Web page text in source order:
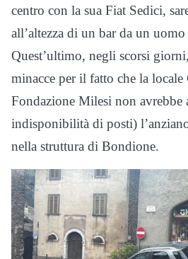
centro con la sua Fiat Sedici,
all’altezza di un bar da un uomo
Quest’ultimo, negli scorsi
minacce per il fatto che la locale
Fondazione Milesi non avrebbe
indisponibilità di posti)
nella struttura di Bondione.